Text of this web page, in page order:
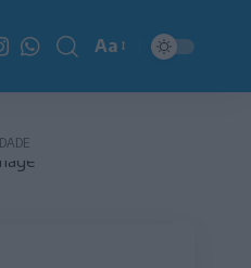
Redimensionador
de
Aa